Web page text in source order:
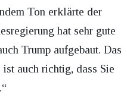
Ton erklärte der
hat sehr gute
Trump aufgebaut. Das
auch richtig, dass Sie